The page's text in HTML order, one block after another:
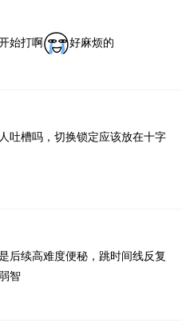
始打啊 好麻烦的
吐槽吗，切换锁定应该放在十字
后续高难度便秘，跳时间线反复
智